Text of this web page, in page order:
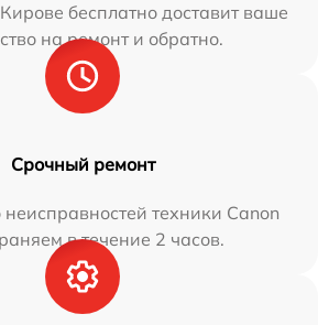
бесплатно доставит ваше
на ремонт и обратно.
Срочный ремонт
техники Canon
в течение 2 часов.